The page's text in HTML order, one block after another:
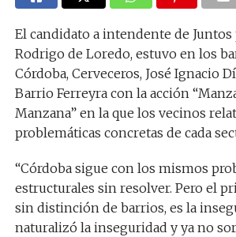
El candidato a intendente de Juntos
Rodrigo de Loredo, estuvo en los
Córdoba, Cerveceros, José Ignacio
Barrio Ferreyra con la acción
Manzana” en la que los vecinos
problemáticas concretas de cada
“Córdoba sigue con los mismos
estructurales sin resolver. Pero el
sin distinción de barrios, es la
naturalizó la inseguridad y ya no